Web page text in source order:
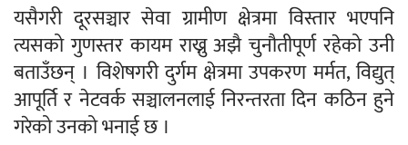
यसैगरी दूरसञ्चार सेवा ग्रामीण क्षेत्रमा विस्तार भएपनि
त्यसको गुणस्तर कायम राख्नु अझै चुनौतीपूर्ण रहेको उनी
बताउँछन् । विशेषगरी दुर्गम क्षेत्रमा उपकरण मर्मत, विद्युत्
आपूर्ति र नेटवर्क सञ्चालनलाई निरन्तरता दिन कठिन हुने
गरेको उनको भनाई छ ।